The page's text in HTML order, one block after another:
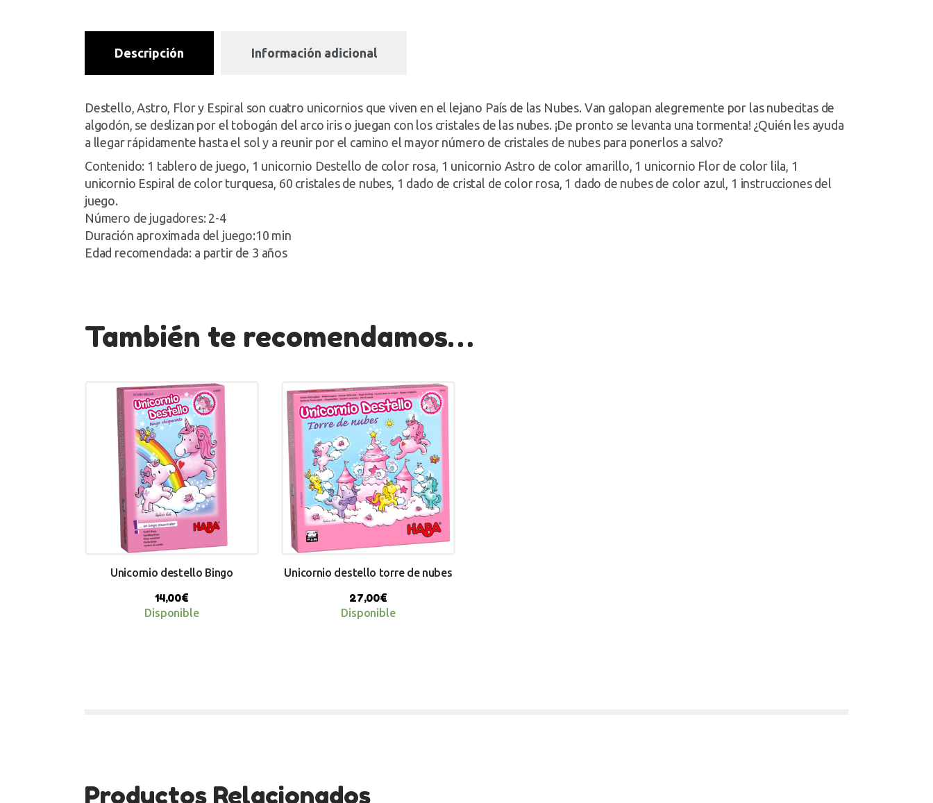
Descripción Información adicional
Destello, Astro, Flor y Espiral son cuatro unicornios que viven en el lejano País de las Nubes. Van galopan alegremente por las nubecitas de
algodón, se deslizan por el tobogán del arco iris o juegan con los cristales de las nubes. ¡De pronto se levanta una tormenta! ¿Quién les ayuda
a llegar rápidamente hasta el sol y a reunir por el camino el mayor número de cristales de nubes para ponerlos a salvo?
Contenido: 1 tablero de juego, 1 unicornio Destello de color rosa, 1 unicornio Astro de color amarillo, 1 unicornio Flor de color lila, 1
unicornio Espiral de color turquesa, 60 cristales de nubes, 1 dado de cristal de color rosa, 1 dado de nubes de color azul, 1 instrucciones del
juego.
Número de jugadores: 2-4
Duración aproximada del juego:10 min
Edad recomendada: a partir de 3 años
También te recomendamos…
Unicornio destello Bingo
14,00€
Disponible
Unicornio destello torre de nubes
27,00€
Disponible
Productos Relacionados